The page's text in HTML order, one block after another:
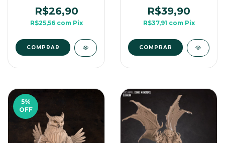
R$26,90
R$25,56 com Pix
Mesa
R$39,90
R$37,91 com Pix
5%
OFF